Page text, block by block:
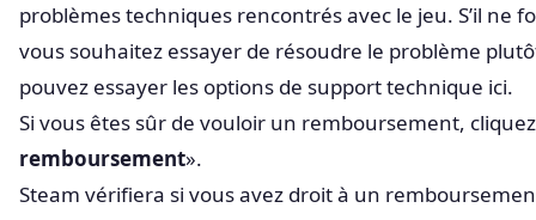
problèmes techniques rencontrés avec le jeu. S’il ne
vous souhaitez essayer de résoudre le problème
pouvez essayer les options de support technique ici.
Si vous êtes sûr de vouloir un remboursement,
remboursement».
Steam vérifiera si vous avez droit à un